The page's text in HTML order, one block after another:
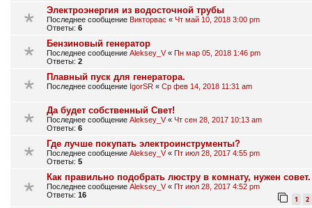
Электроэнергия из водосточной трубы
Последнее сообщение Викторвас « Чт май 10, 2018 3:00 pm
Ответы: 6
Бензиновый генератор
Последнее сообщение Aleksey_V« Пн мар 05, 2018 1:46 pm
Ответы: 2
Плавный пуск для генератора.
Последнее сообщение IgorSR « Ср фев 14, 2018 11:31 am
Да будет собственный Свет!
Последнее сообщение Aleksey_V« Чт сен 28, 2017 10:13 am
Ответы: 6
Где лучше покупать электроинструменты?
Последнее сообщение Aleksey_V« Пт июл 28, 2017 4:55 pm
Ответы: 5
Как правильно подобрать люстру в комнату, нужен совет.
Последнее сообщение Aleksey_V« Пт июл 28, 2017 4:52 pm
Ответы: 16 1 2